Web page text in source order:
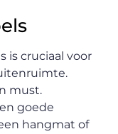
is cruciaal voor
must.
goede
hangmat of